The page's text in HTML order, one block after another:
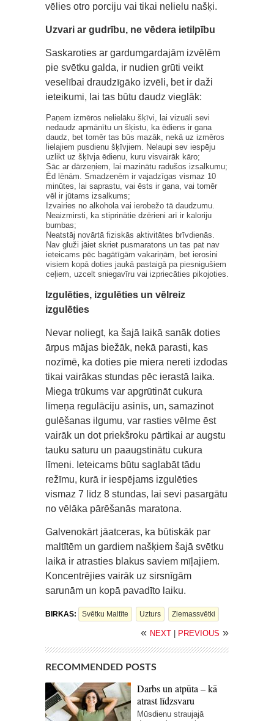
vēlies otro porciju vai tikai nelielu našķi.
Uzvari ar gudrību, ne vēdera ietilpību
Saskaroties ar gardumgardajām izvēlēm
pie svētku galda, ir nudien grūti veikt
veselībai draudzīgāko izvēli, bet ir daži
ieteikumi, lai tas būtu daudz vieglāk:
Paņem izmēros nelielāku šķīvi, lai vizuāli sevi
nedaudz apmānītu un šķistu, ka ēdiens ir gana
daudz, bet tomēr tas būs mazāk, nekā uz izmēros
lielajiem pusdienu šķīvjiem. Nelaupi sev iespēju
uzlikt uz šķīvja ēdienu, kuru visvairāk kāro;
Sāc ar dārzeņiem, lai mazinātu radušos izsalkumu;
Ēd lēnām. Smadzenēm ir vajadzīgas vismaz 10
minūtes, lai saprastu, vai ēsts ir gana, vai tomēr
vēl ir jūtams izsalkums;
Izvairies no alkohola vai ierobežo tā daudzumu.
Neaizmirsti, ka stiprinātie dzērieni arī ir kaloriju
bumbas;
Neatstāj novārtā fiziskās aktivitātes brīvdienās.
Nav gluži jāiet skriet pusmaratons un tas pat nav
ieteicams pēc bagātīgām vakariņām, bet ierosini
visiem kopā doties jaukā pastaigā pa piesnigušiem
ceļiem, uzcelt sniegavīru vai izpriecāties pikojoties.
Izgulēties, izgulēties un vēlreiz
izgulēties
Nevar noliegt, ka šajā laikā sanāk doties
ārpus mājas biežāk, nekā parasti, kas
nozīmē, ka doties pie miera nereti izdodas
tikai vairākas stundas pēc ierastā laika.
Miega trūkums var apgrūtināt cukura
līmeņa regulāciju asinīs, un, samazinot
gulēšanas ilgumu, var rasties vēlme ēst
vairāk un dot priekšroku pārtikai ar augstu
tauku saturu un paaugstinātu cukura
līmeni. Ieteicams būtu saglabāt tādu
režīmu, kurā ir iespējams izgulēties
vismaz 7 līdz 8 stundas, lai sevi pasargātu
no vēlāka pārēšanās maratona.
Galvenokārt jāatceras, ka būtiskāk par
maltītēm un gardiem našķiem šajā svētku
laikā ir atrasties blakus saviem mīļajiem.
Koncentrējies vairāk uz sirsnīgām
sarunām un kopā pavadīto laiku.
BIRKAS: Svētku Maltīte Uzturs Ziemassvētki
« NEXT | PREVIOUS »
RECOMMENDED POSTS
Darbs un atpūta – kā
atrast līdzsvaru
Mūsdienu straujajā